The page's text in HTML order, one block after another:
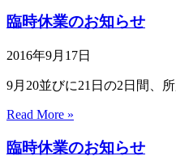
臨時休業のお知らせ
2016年9月17日
9月20並びに21日の2日間、
Read More »
臨時休業のお知らせ